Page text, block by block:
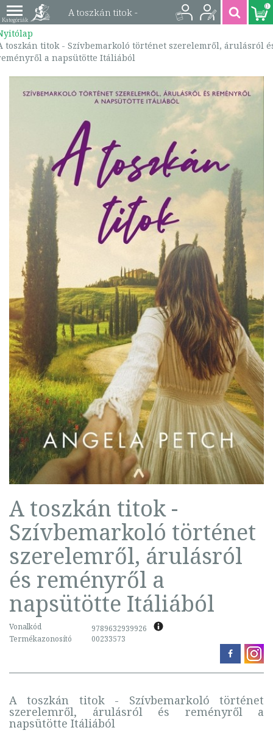
A toszkán titok -
történet szerelemről,
napsütötte Itáliából |
9789632939926
0
toszkán titok - Szívbemarkoló történet szerelemről, árulásról
a napsütötte Itáliából
A toszkán titok -
Szívbemarkoló történet
szerelemről, árulásról
és reményről a
napsütötte Itáliából
Vonalkód
9789632939926
Termékazonosító
00233573
A toszkán titok - Szívbemarkoló történet
szerelemről, árulásról és reményről a
napsütötte Itáliából